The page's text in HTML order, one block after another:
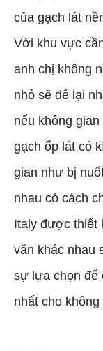
của gạch lát
Với khu vực
anh chị không
nhỏ sẽ để lại
nếu không
gạch ốp lát có
gian như bị
nhau có cách
Italy được thiết
văn khác nhau
sự lựa chọn để
nhất cho